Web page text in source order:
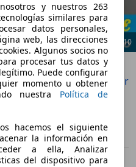
10
Guardar Compartir
04/2025
Ocasión
y nuestros 263
similares para
datos personales,
web, las direcciones
Algunos socios no
procesar tus datos y
Puede configurar
momento u obtener
nuestra Política de
hacemos el siguiente
la información en
a ella, Analizar
del dispositivo para